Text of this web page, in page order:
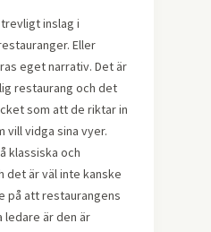
inslag i
Eller
eget narrativ. Det är
restaurang och det
som att de riktar in
vidga sina vyer.
klassiska och
det är väl inte kanske
på att restaurangens
ledare är den är